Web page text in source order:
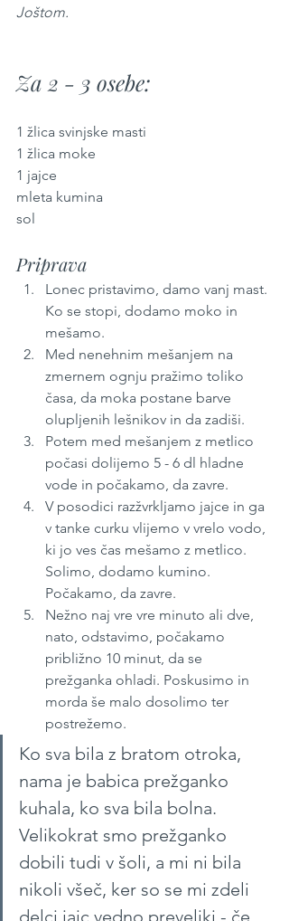
Joštom.
Za 2 - 3 osebe:
1 žlica svinjske masti
1 žlica moke
1 jajce
mleta kumina
sol
Priprava
Lonec pristavimo, damo vanj mast.
Ko se stopi, dodamo moko in
mešamo.
Med nenehnim mešanjem na
zmernem ognju pražimo toliko
časa, da moka postane barve
olupljenih lešnikov in da zadiši.
Potem med mešanjem z metlico
počasi dolijemo 5 - 6 dl hladne
vode in počakamo, da zavre.
V posodici razžvrkljamo jajce in ga
v tanke curku vlijemo v vrelo vodo,
ki jo ves čas mešamo z metlico.
Solimo, dodamo kumino.
Počakamo, da zavre.
Nežno naj vre vre minuto ali dve,
nato, odstavimo, počakamo
približno 10 minut, da se
prežganka ohladi. Poskusimo in
morda še malo dosolimo ter
postrežemo.
Ko sva bila z bratom otroka,
nama je babica prežganko
kuhala, ko sva bila bolna.
Velikokrat smo prežganko
dobili tudi v šoli, a mi ni bila
nikoli všeč, ker so se mi zdeli
delci jajc vedno preveliki - če